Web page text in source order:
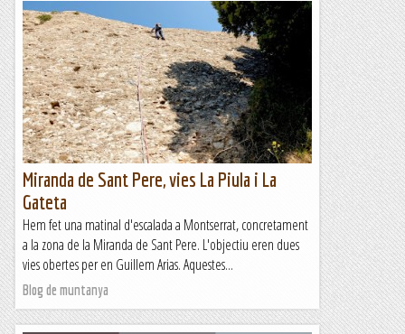
Miranda de Sant Pere, vies La Piula i La
Gateta
Hem fet una matinal d'escalada a Montserrat, concretament
a la zona de la Miranda de Sant Pere. L'objectiu eren dues
vies obertes per en Guillem Arias. Aquestes...
Blog de muntanya